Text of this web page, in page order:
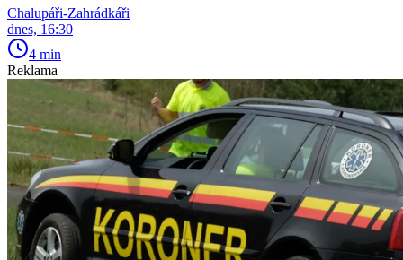
Chalupáři-Zahrádkáři
dnes, 16:30
4 min
Reklama